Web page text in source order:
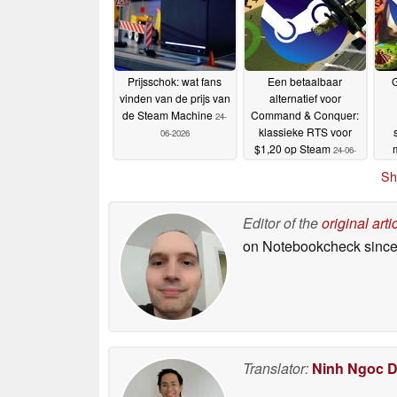
Prijsschok: wat fans
vinden van de prijs van
de Steam Machine 24-
06-2026
Een betaalbaar
alternatief voor
Command & Conquer:
klassieke RTS voor
$1,20 op Steam 24-06-
Editor of theoriginal
on Notebookcheck
Translator: Ninh Ngoc